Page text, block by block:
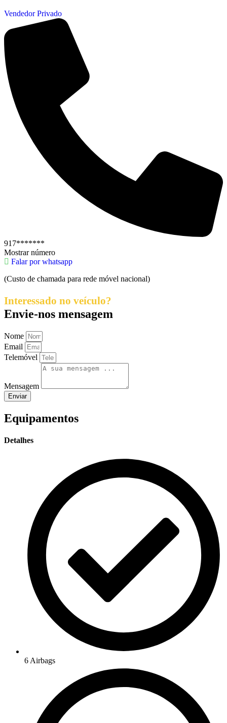
Vendedor Privado
917*******
Mostrar número
Falar por whatsapp
(Custo de chamada para rede móvel nacional)
Interessado no veículo?
Envie-nos mensagem
Nome
Email
Telemóvel
Mensagem
Enviar
Equipamentos
Detalhes
6 Airbags